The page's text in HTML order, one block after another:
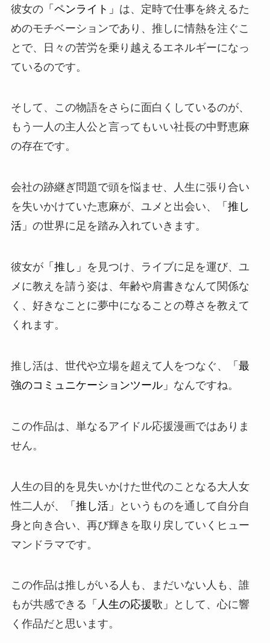
彼女の「ペンライト」 は、定時で仕事を終えるた
めのモチベーションであり、推しに情熱を注ぐこ
とで、日々の苦労を乗り越えるエネルギーになっ
ているのです。
そして、この物語をさらに面白くしているのが、
もう一人の主人公と言ってもいい社長の中野恵麻
の存在です。
会社の跡継ぎ問題で頭を悩ませ、人生に張り合い
を失いかけていた恵麻が、ユメと出会い、
「推し
活」 の世界に足を踏み入れていきます。
彼女が「推し」 を見つけ、ライブに足を運び、ユ
メに教えを請う姿は、年齢や肩書きなんて関係な
く、好きなことに夢中になることの尊さを教えて
くれます。
推し活は、世代や立場を超えて人をつなぐ、
「最
強のコミュニケーションツール」 なんですね。
この作品は、単なるアイドル応援漫画ではありま
せん。
人生の目的を見失いかけた世代のことなる大人女
性二人が、
「推し活」
というものを通して自分自
身と向き合い、再び輝きを取り戻していくヒュー
マンドラマです。
この作品は推しがいる人も、まだいない人も、誰
もが共感できる 「人生の応援歌」
として、心に響
く作品だと思います。